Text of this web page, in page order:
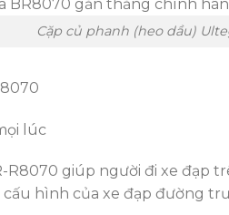
Cặp củ phanh (heo dầu)
lúc
R8070 giúp người đi xe
hình của xe đạp đường